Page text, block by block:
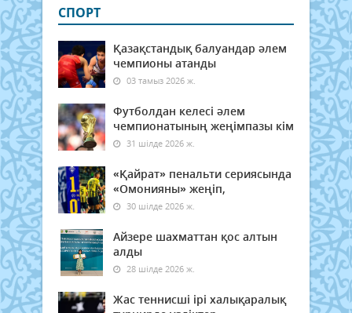
СПОРТ
Қазақстандық балуандар әлем
чемпионы атанды
03 тамыз 2026 ж.
Футболдан келесі әлем
чемпионатының жеңімпазы кім
31 шілде 2026 ж.
«Қайрат» пенальти сериясында
«Омонияны» жеңіп,
30 шілде 2026 ж.
Айзере шахматтан қос алтын
алды
28 шілде 2026 ж.
Жас теннисші ірі халықаралық